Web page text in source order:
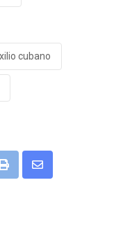
cubano
Print
Share